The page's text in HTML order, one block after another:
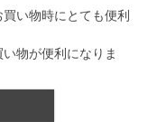
い物時にとても便利
物が便利になりま